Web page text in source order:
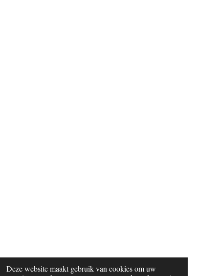
Deze website maakt gebruik van cookies om uw